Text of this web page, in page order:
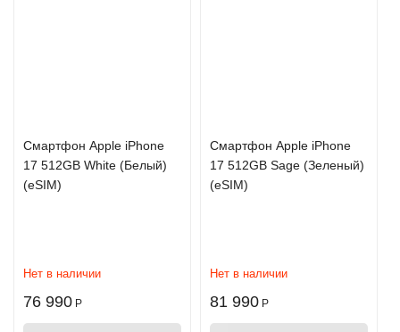
Как выглядит Apple iPhone 14
Cмартфон Apple iPhone
17 512GB White (Белый)
(eSIM)
Нет в наличии
76 990 Р
Cмартфон Apple iPhone
17 512GB Sage (Зеленый)
(eSIM)
Нет в наличии
81 990 Р